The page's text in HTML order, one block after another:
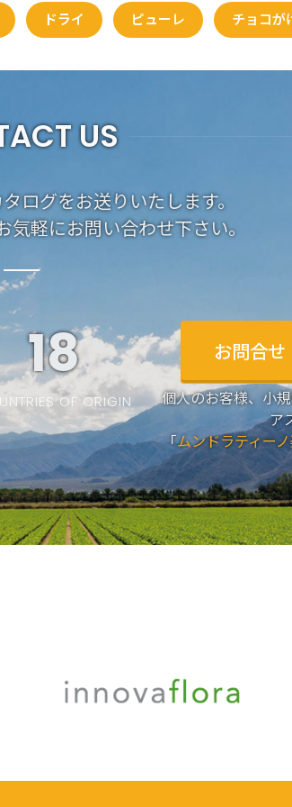
ドライ ピューレ チョコが
US
ログをお送りいたします。
軽にお問い合わせ下さい。
19
OF ORIGIN
お問合
個人のお客様、小
ア
「ムンドラティー